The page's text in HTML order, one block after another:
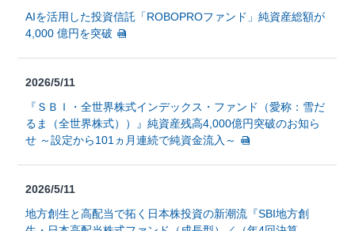
AIを活用した投資信託「ROBOPROファンド」純資産総額が
4,000 億円を突破
2026/5/11
『ＳＢＩ・全世界株式インデックス・ファンド（愛称：雪だ
るま（全世界株式））』純資産残高4,000億円突破のお知ら
せ ～設定から101ヵ月連続で純資金流入～
2026/5/11
地方創生と高配当で拓く日本株投資の新潮流『SBI地方創